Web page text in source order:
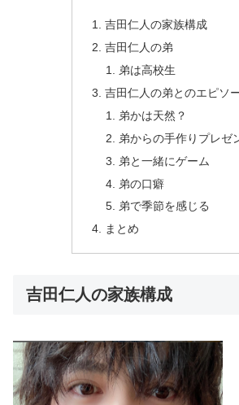
吉田仁人の家族構成
吉田仁人の弟
弟は高校生
吉田仁人の弟とのエピソ
弟かは天然？
弟からの手作りプレゼ
弟と一緒にゲーム
弟の口癖
弟で季節を感じる
まとめ
吉田仁人の家族構成